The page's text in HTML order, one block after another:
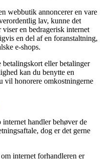
webbutik annoncerer en vare
lav, kunne det
en bedragerisk internet
en del af en foranstaltning,
e-shops.
eller betalinger
kan du benytte en
vil honorere omkostningerne
handler behøver de
dog er det gerne
internet forhandleren er